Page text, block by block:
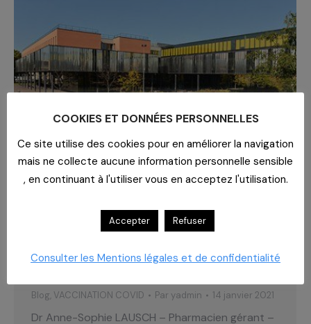
MINI-SÉRIE CAHPP – VACCINATION
COVID – LES ÉTABLISSEMENTS DE
SANTÉ NOUS RACONTENT LEUR
Blog, VACCINATION COVID Par yadmin 14 janvier 2021
Dr Anne-Sophie LAUSCH – Pharmacien gérant –
COOKIES ET DONNÉES PERSONNELLES
Ce site utilise des cookies pour en améliorer la navigation
mais ne collecte aucune information personnelle sensible
, en continuant à l'utiliser vous en acceptez l'utilisation.
Accepter Refuser
Consulter les Mentions légales et de confidentialité